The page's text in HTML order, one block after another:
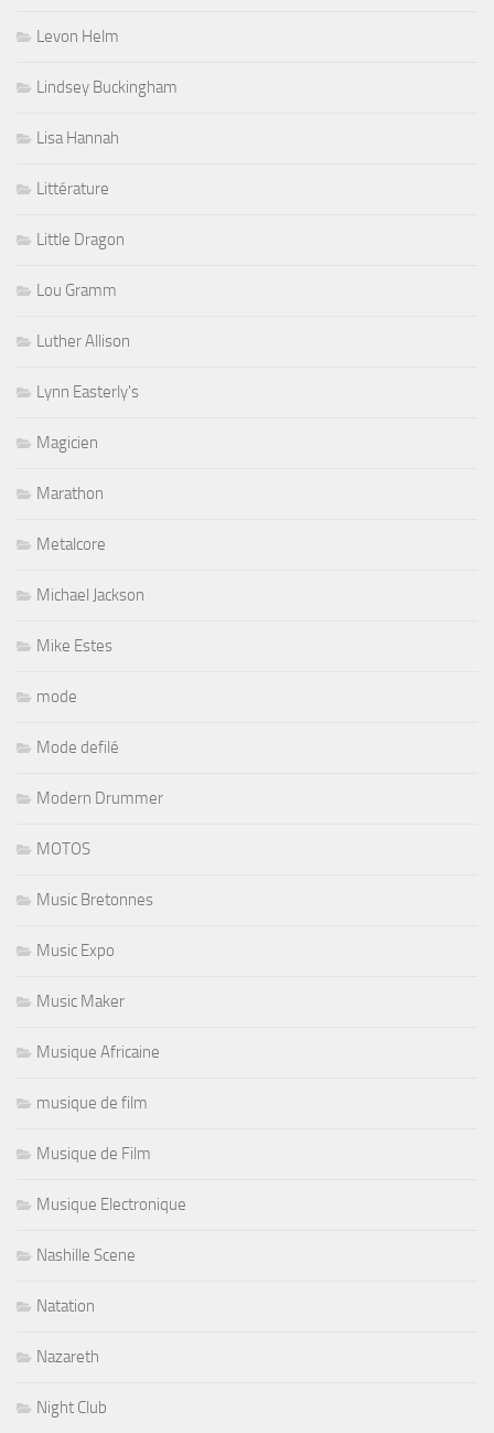
Levon Helm
Lindsey Buckingham
Lisa Hannah
Littérature
Little Dragon
Lou Gramm
Luther Allison
Lynn Easterly's
Magicien
Marathon
Metalcore
Michael Jackson
Mike Estes
mode
Mode defilé
Modern Drummer
MOTOS
Music Bretonnes
Music Expo
Music Maker
Musique Africaine
musique de film
Musique de Film
Musique Electronique
Nashille Scene
Natation
Nazareth
Night Club